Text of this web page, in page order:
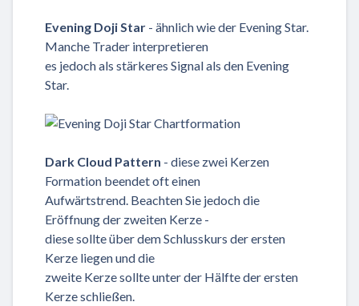
Evening Doji Star - ähnlich wie der Evening Star.
Manche Trader interpretieren
es jedoch als stärkeres Signal als den Evening
Star.
Dark Cloud Pattern - diese zwei Kerzen
Formation beendet oft einen
Aufwärtstrend. Beachten Sie jedoch die
Eröffnung der zweiten Kerze -
diese sollte über dem Schlusskurs der ersten
Kerze liegen und die
zweite Kerze sollte unter der Hälfte der ersten
Kerze schließen.